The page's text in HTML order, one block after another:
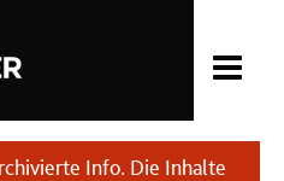
Info. Die Inhalte